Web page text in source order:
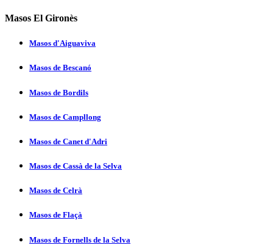
Masos El Gironès
Masos d'Aiguaviva
Masos de Bescanó
Masos de Bordils
Masos de Campllong
Masos de Canet d'Adri
Masos de Cassà de la Selva
Masos de Celrà
Masos de Flaçà
Masos de Fornells de la Selva